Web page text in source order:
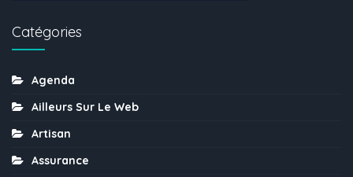
Catégories
Agenda
Ailleurs Sur Le Web
Artisan
Assurance